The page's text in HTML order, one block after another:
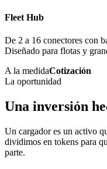
Fleet Hub
De 2 a 16 conectores con
Diseñado para flotas y
A la medidaCotización
La oportunidad
Una inversión
Un cargador es un activo
dividimos en tokens para
parte.